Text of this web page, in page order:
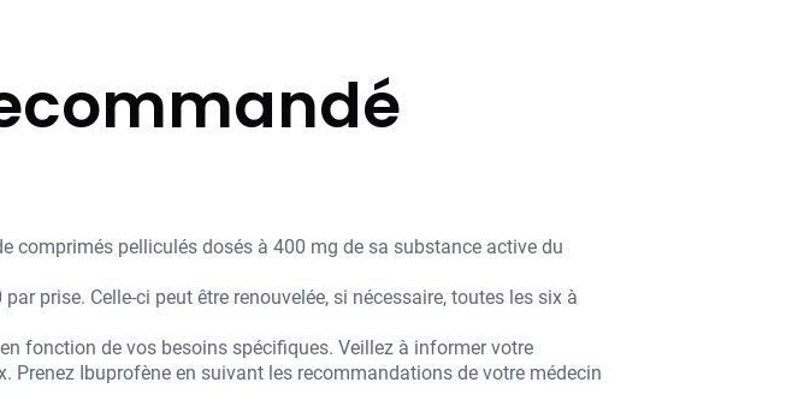
comprimés pelliculés dosés à 400 mg de sa substance active du
prise. Celle-ci peut être renouvelée, si nécessaire, toutes les six à
fonction de vos besoins spécifiques. Veillez à informer votre
Ibuprofène en suivant les recommandations de votre médecin